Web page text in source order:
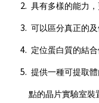
具有多樣的能力，
可以區分真正的
定位蛋白質的結合
提供一種可提取
點的晶片實驗室裝